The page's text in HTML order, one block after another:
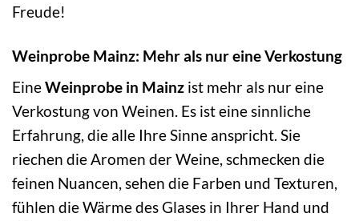
Freude!
Weinprobe Mainz: Mehr als nur eine Verkostung
EineWeinprobe in Mainz ist mehr als nur eine
Verkostung von Weinen. Es ist eine sinnliche
Erfahrung, die alle Ihre Sinne anspricht. Sie
riechen die Aromen der Weine, schmecken die
feinen Nuancen, sehen die Farben und Texturen,
fühlen die Wärme des Glases in Ihrer Hand und